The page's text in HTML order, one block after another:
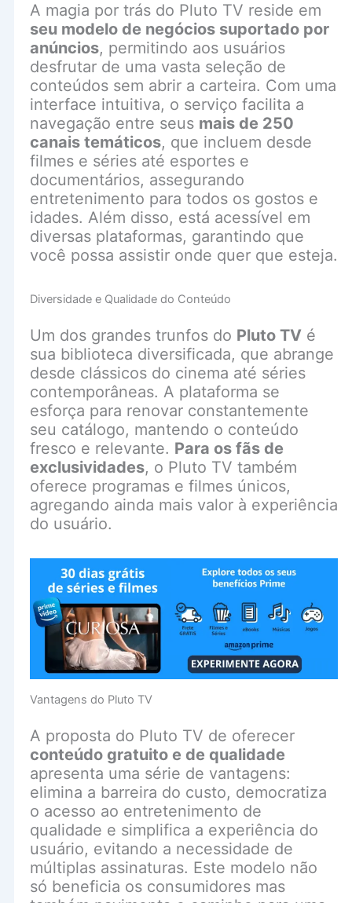
A magia por trás do Pluto TV reside em
seu modelo de negócios suportado por
anúncios, permitindo aos usuários
desfrutar de uma vasta seleção de
conteúdos sem abrir a carteira. Com uma
interface intuitiva, o serviço facilita a
navegação entre seus mais de 250
canais temáticos, que incluem desde
filmes e séries até esportes e
documentários, assegurando
entretenimento para todos os gostos e
idades. Além disso, está acessível em
diversas plataformas, garantindo que
você possa assistir onde quer que esteja.
Diversidade e Qualidade do Conteúdo
Um dos grandes trunfos do Pluto TVé
sua biblioteca diversificada, que abrange
desde clássicos do cinema até séries
contemporâneas. A plataforma se
esforça para renovar constantemente
seu catálogo, mantendo o conteúdo
fresco e relevante. Para os fãs de
exclusividades, o Pluto TV também
oferece programas e filmes únicos,
agregando ainda mais valor à experiência
do usuário.
Vantagens do Pluto TV
A proposta do Pluto TV de oferecer
conteúdo gratuito e de qualidade
apresenta uma série de vantagens:
elimina a barreira do custo, democratiza
o acesso ao entretenimento de
qualidade e simplifica a experiência do
usuário, evitando a necessidade de
múltiplas assinaturas. Este modelo não
só beneficia os consumidores mas